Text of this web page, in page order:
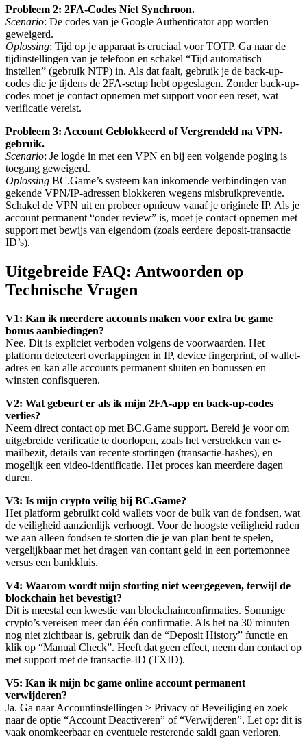
Probleem 2: 2FA-Codes Niet Synchroon.
Scenario: De codes van je Google Authenticator app worden
geweigerd.
Oplossing: Tijd op je apparaat is cruciaal voor TOTP. Ga naar de
tijdinstellingen van je telefoon en schakel “Tijd automatisch
instellen” (gebruik NTP) in. Als dat faalt, gebruik je de back-up-
codes die je tijdens de 2FA-setup hebt opgeslagen. Zonder back-up-
codes moet je contact opnemen met support voor een reset, wat
verificatie vereist.
Probleem 3: Account Geblokkeerd of Vergrendeld na VPN-
gebruik.
Scenario: Je logde in met een VPN en bij een volgende poging is
toegang geweigerd.
Oplossing BC.Game’s systeem kan inkomende verbindingen van
gekende VPN/IP-adressen blokkeren wegens misbruikpreventie.
Schakel de VPN uit en probeer opnieuw vanaf je originele IP. Als je
account permanent “onder review” is, moet je contact opnemen met
support met bewijs van eigendom (zoals eerdere deposit-transactie
ID’s).
Uitgebreide FAQ: Antwoorden op
Technische Vragen
V1: Kan ik meerdere accounts maken voor extra bc game
bonus aanbiedingen?
Nee. Dit is expliciet verboden volgens de voorwaarden. Het
platform detecteert overlappingen in IP, device fingerprint, of wallet-
adres en kan alle accounts permanent sluiten en bonussen en
winsten confisqueren.
V2: Wat gebeurt er als ik mijn 2FA-app en back-up-codes
verlies?
Neem direct contact op met BC.Game support. Bereid je voor om
uitgebreide verificatie te doorlopen, zoals het verstrekken van e-
mailbezit, details van recente stortingen (transactie-hashes), en
mogelijk een video-identificatie. Het proces kan meerdere dagen
duren.
V3: Is mijn crypto veilig bij BC.Game?
Het platform gebruikt cold wallets voor de bulk van de fondsen, wat
de veiligheid aanzienlijk verhoogt. Voor de hoogste veiligheid raden
we aan alleen fondsen te storten die je van plan bent te spelen,
vergelijkbaar met het dragen van contant geld in een portemonnee
versus een bankkluis.
V4: Waarom wordt mijn storting niet weergegeven, terwijl de
blockchain het bevestigt?
Dit is meestal een kwestie van blockchainconfirmaties. Sommige
crypto’s vereisen meer dan één confirmatie. Als het na 30 minuten
nog niet zichtbaar is, gebruik dan de “Deposit History” functie en
klik op “Manual Check”. Heeft dat geen effect, neem dan contact op
met support met de transactie-ID (TXID).
V5: Kan ik mijn bc game online account permanent
verwijderen?
Ja. Ga naar Accountinstellingen > Privacy of Beveiliging en zoek
naar de optie “Account Deactiveren” of “Verwijderen”. Let op: dit is
vaak onomkeerbaar en eventuele resterende saldi gaan verloren.